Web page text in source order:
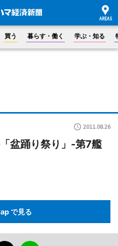
買う 暮らす・働く 学ぶ・知る
2011.08.26
盆踊り祭り」-第7艦
で見る